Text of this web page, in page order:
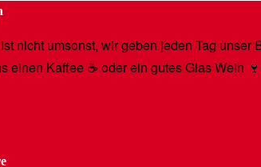
nicht umsonst, wir geben jeden Tag
einen Kaffee ☕️ oder ein gutes Glas Wein